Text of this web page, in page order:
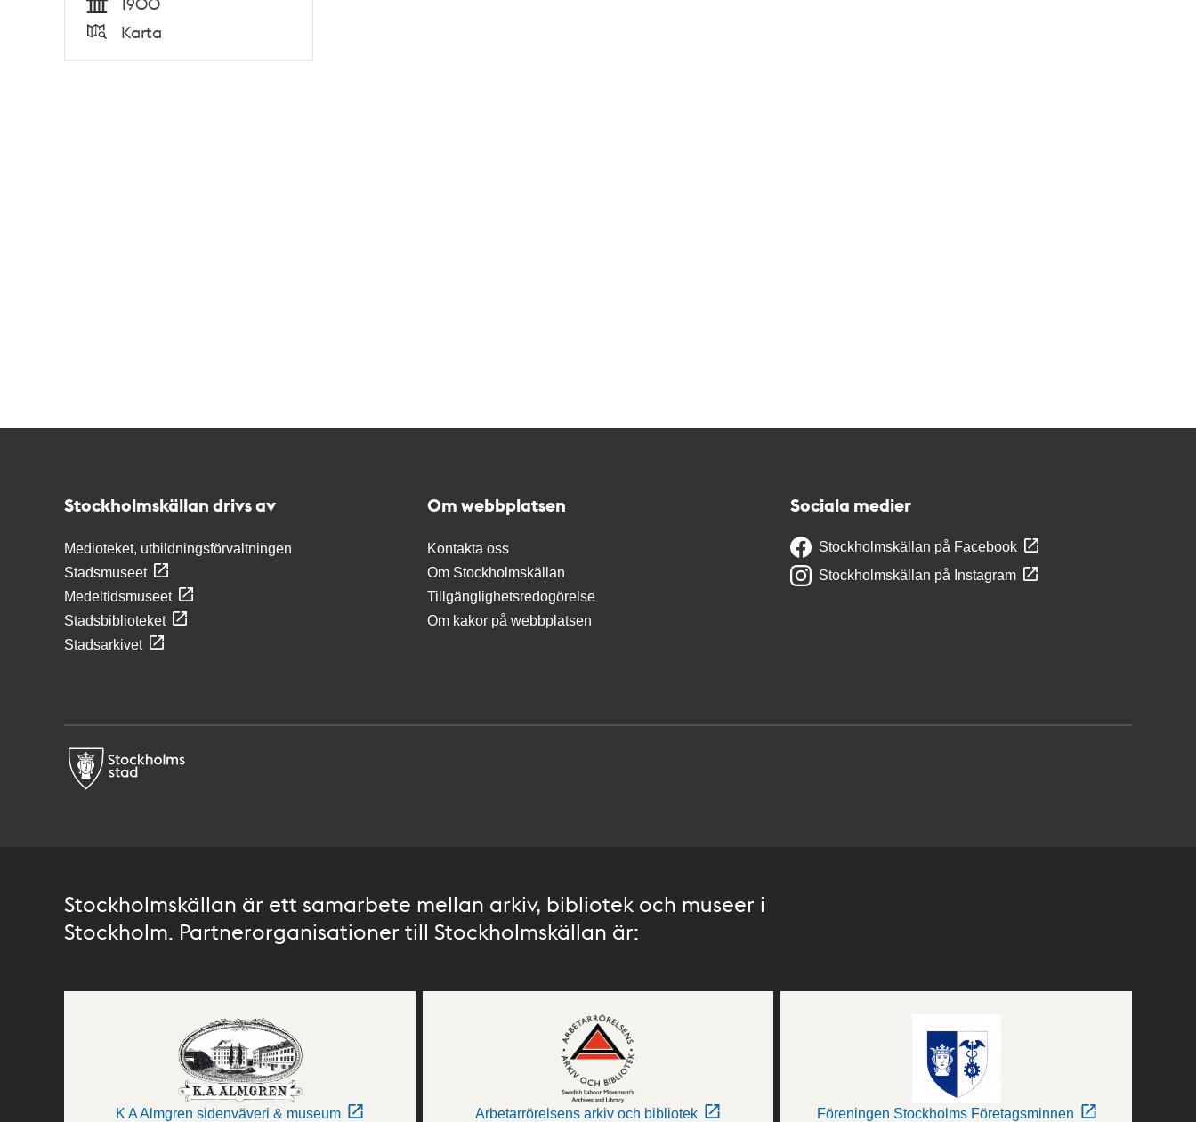
Tid
Typ
Karta
Stockholmskällan drivs av
Medioteket, utbildningsförvaltningen
Stadsmuseet
Medeltidsmuseet
Stadsbiblioteket
Stadsarkivet
Om webbplatsen
Kontakta oss
Om Stockholmskällan
Tillgänglighetsredogörelse
Om kakor på webbplatsen
Sociala medier
Stockholmskällan på Facebook
Stockholmskällan på Instagram
Stockholmskällan är ett samarbete mellan arkiv, bibliotek och museer i
Stockholm. Partnerorganisationer till Stockholmskällan är:
K A Almgren sidenväveri & museum Arbetarrörelsens arkiv och bibliotek Föreningen Stockholms Företagsminnen